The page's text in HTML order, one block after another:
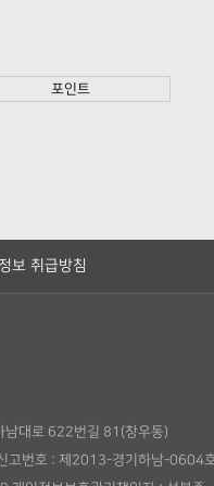
포인트
보 취급방침
남대로 622번길 81(창우동)
고번호 : 제2013-경기하남-0604